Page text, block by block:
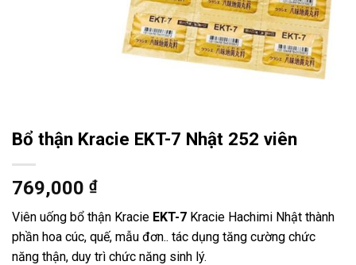
Bổ thận Kracie EKT-7 Nhật 252 viên
769,000 ₫
Viên uống bổ thận Kracie EKT-7 Kracie Hachimi Nhật thành
phần hoa cúc, quế, mẫu đơn.. tác dụng tăng cường chức
năng thận, duy trì chức năng sinh lý.